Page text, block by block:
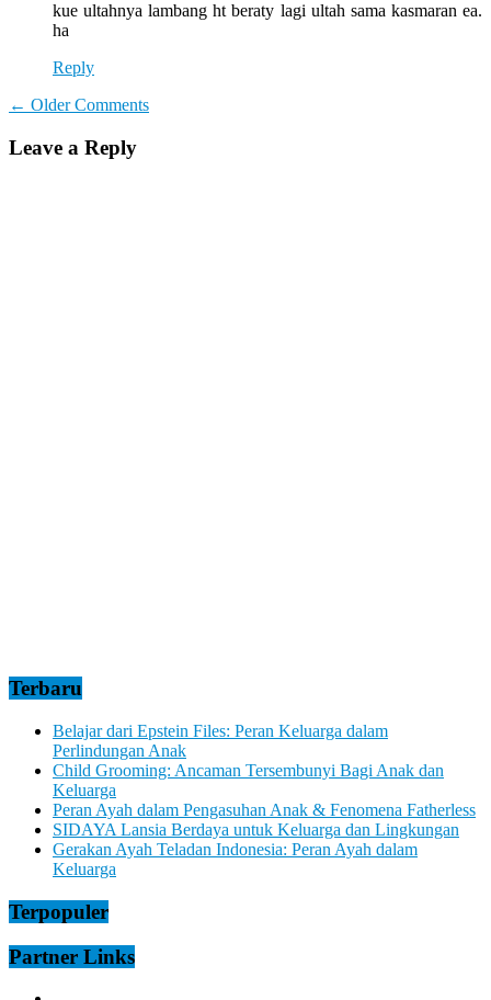
kue ultahnya lambang ht beraty lagi ultah sama kasmaran ea.
ha
Reply
Comment
← Older Comments
Leave a Reply
Terbaru
Belajar dari Epstein Files: Peran Keluarga dalam
Perlindungan Anak
Child Grooming: Ancaman Tersembunyi Bagi Anak dan
Keluarga
Peran Ayah dalam Pengasuhan Anak & Fenomena Fatherless
SIDAYA Lansia Berdaya untuk Keluarga dan Lingkungan
Gerakan Ayah Teladan Indonesia: Peran Ayah dalam
Keluarga
Terpopuler
Partner Links